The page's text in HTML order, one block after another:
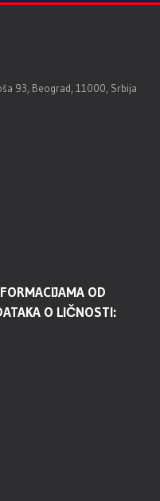
93, Beograd, 11000, Srbija
OD
O LIČNOSTI: